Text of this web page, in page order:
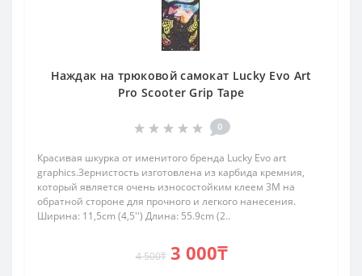
Наждак на трюковой самокат Lucky Evo Art
Pro Scooter Grip Tape
0
Красивая шкурка от именитого бренда Lucky Evo art
graphics.Зернистость изготовлена из карбида кремния,
который является очень износостойким клеем 3M на
обратной стороне для прочного и легкого нанесения.
Ширина: 11,5cm (4,5'') Длина: 55.9cm (2..
4 500₸ 3 000₸